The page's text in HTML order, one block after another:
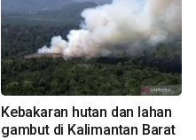
Kebakaran hutan dan lahan
gambut di Kalimantan Barat